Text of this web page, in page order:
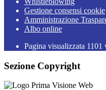
Gestione consensi cookie
Amministrazione
Albo online
Pagina visualizzata 1101
Sezione Copyright